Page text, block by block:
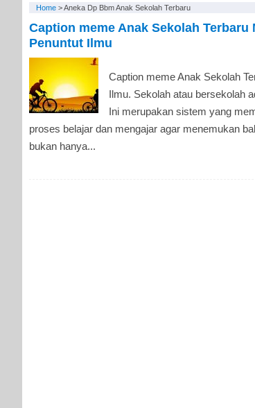
Home >Aneka Dp Bbm Anak Sekolah Terbaru
Caption meme Anak Sekolah Terbaru
Penuntut Ilmu
Caption meme Anak Sekolah
Ilmu. Sekolah atau bersekolah
Ini merupakan sistem yang
proses belajar dan mengajar agar menemukan
bukan hanya...